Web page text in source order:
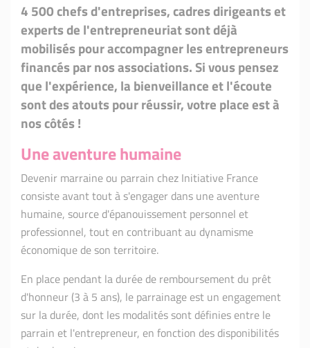
4 500 chefs d'entreprises, cadres dirigeants et
experts de l'entrepreneuriat sont déjà
mobilisés pour accompagner les entrepreneurs
financés par nos associations. Si vous pensez
que l'expérience, la bienveillance et l'écoute
sont des atouts pour réussir, votre place est à
nos côtés !
Une aventure humaine
Devenir marraine ou parrain chez Initiative France
consiste avant tout à s'engager dans une aventure
humaine, source d'épanouissement personnel et
professionnel, tout en contribuant au dynamisme
économique de son territoire.
En place pendant la durée de remboursement du prêt
d'honneur (3 à 5 ans), le parrainage est un engagement
sur la durée, dont les modalités sont définies entre le
parrain et l'entrepreneur, en fonction des disponibilités